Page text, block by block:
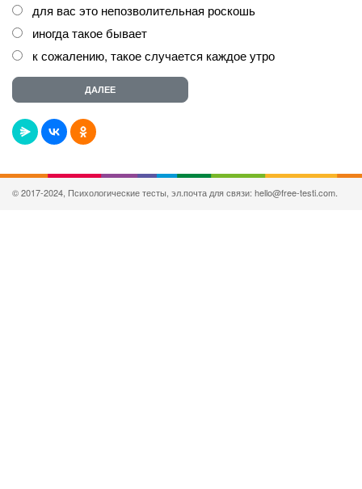
для вас это непозволительная роскошь
иногда такое бывает
к сожалению, такое случается каждое утро
© 2017-2024, Психологические тесты, эл.почта для связи: hello@free-testi.com.